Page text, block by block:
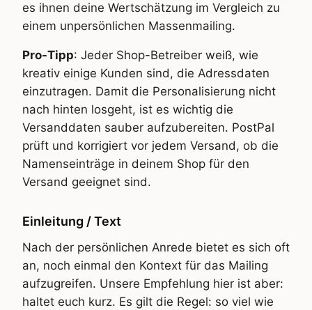
es ihnen deine Wertschätzung im Vergleich zu
einem unpersönlichen Massenmailing.
Pro-Tipp: Jeder Shop-Betreiber weiß, wie
kreativ einige Kunden sind, die Adressdaten
einzutragen. Damit die Personalisierung nicht
nach hinten losgeht, ist es wichtig die
Versanddaten sauber aufzubereiten. PostPal
prüft und korrigiert vor jedem Versand, ob die
Namenseinträge in deinem Shop für den
Versand geeignet sind.
Einleitung / Text
Nach der persönlichen Anrede bietet es sich oft
an, noch einmal den Kontext für das Mailing
aufzugreifen. Unsere Empfehlung hier ist aber:
haltet euch kurz. Es gilt die Regel: so viel wie